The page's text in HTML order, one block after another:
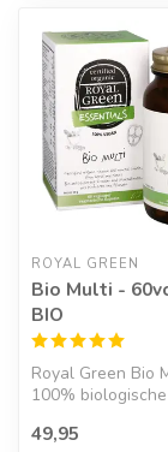
ROYAL GREEN
Bio Multi -
BIO
Royal Green Bio
100% biologische
essentiële voed...
49,95